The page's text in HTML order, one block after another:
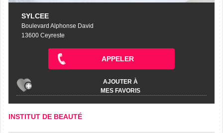
SYLCEE
Boulevard Alphonse David
13600 Ceyreste
APPELER
AJOUTER À
MES FAVORIS
INSTITUT DE BEAUTÉ